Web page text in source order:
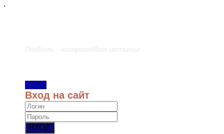
'
ВХОД
Вход на сайт
ВХОД